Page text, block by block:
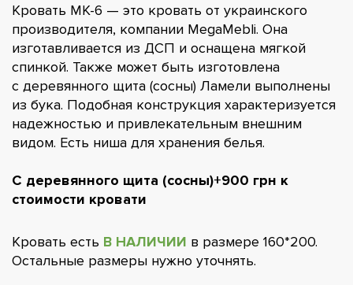
Кровать МК-6 — это кровать от украинского
производителя, компании MegaMebli. Она
изготавливается из ДСП и оснащена мягкой
спинкой. Также может быть изготовлена
с деревянного щита (сосны) Ламели выполнены
из бука. Подобная конструкция характеризуется
надежностью и привлекательным внешним
видом. Есть ниша для хранения белья.
С деревянного щита (сосны)+900 грн к
стоимости кровати
Кровать есть В НАЛИЧИИ в размере 160*200.
Остальные размеры нужно уточнять.